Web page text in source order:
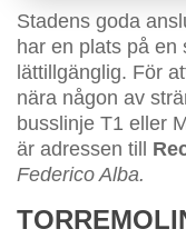
Stadens goda
har en plats på en
lättillgänglig. För
nära någon av
busslinje T1 eller
är adressen till
Federico Alba.